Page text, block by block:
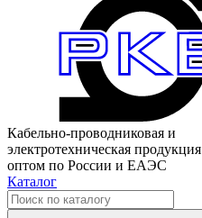
Кабельно-проводниковая и
электротехническая продукция
оптом по России и ЕАЭС
Каталог